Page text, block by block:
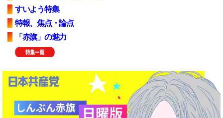
すいよう特集
特報、焦点・論点
「赤旗」の魅力